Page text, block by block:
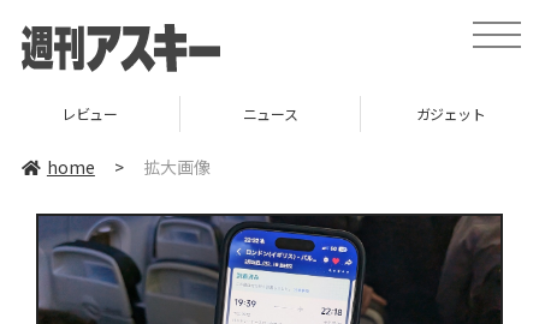
toggle
レビュー ニュース ガジェット
home > 拡大画像